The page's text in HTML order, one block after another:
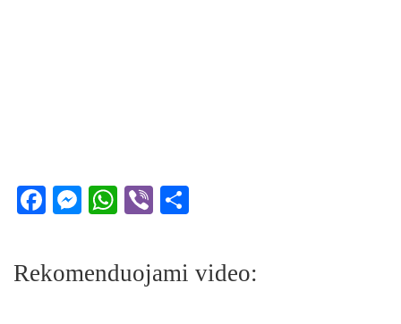
Facebook
Messenger
WhatsApp
Viber
Rekomenduojami video: